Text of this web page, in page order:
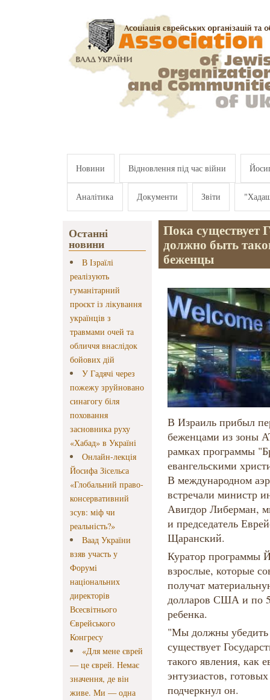
Новини Відновлення під час війни
Аналітика Документи Звіти
Останні
новини
В Ізраїлі
реалізують
гуманітарний
проєкт із лікування
українців з
травмами очей та
обличчя внаслідок
бойових дій
У Гадячі через
пожежу зруйновано
синагогу біля
поховання
засновника руху
«Хабад» в Україні
Онлайн-лекція
Йосифа Зісельса
«Глобальний право-
консервативний
зсув: міф чи
реальність?»
Ваад України
взяв участь у
Форумі
національних
директорів
Всесвітнього
Єврейського
Конгресу
«Для мене єврей
— це єврей. Немає
значення, де він
живе. Ми — одна
Пока существует
должно быть
беженцы
В Израиль прибыл
беженцами из зоны
рамках программы
евангельскими
В международном
встречали министр
Авигдор Либерман,
и председатель
Щаранский.
Куратор программы
взрослые, которые
получат
долларов США и по
ребенка.
"Мы должны убедить
существует
такого явления, как
энтузиастов,
подчеркнул он.